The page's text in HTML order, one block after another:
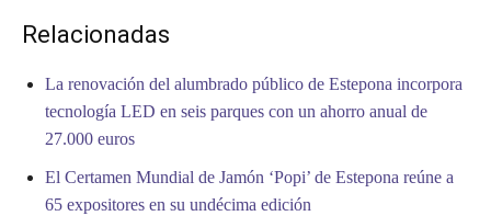
Relacionadas
La renovación del alumbrado público de Estepona incorpora
tecnología LED en seis parques con un ahorro anual de
27.000 euros
El Certamen Mundial de Jamón ‘Popi’ de Estepona reúne a
65 expositores en su undécima edición